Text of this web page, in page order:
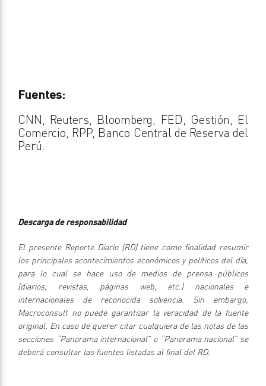
Fuentes:
CNN, Reuters, Bloomberg, FED, Gestión, El
Comercio, RPP, Banco Central de Reserva del
Perú.
Descarga de responsabilidad
El presente Reporte Diario (RD) tiene como finalidad resumir
los principales acontecimientos económicos y políticos del día,
para lo cual se hace uso de medios de prensa públicos
(diarios, revistas, páginas web, etc.) nacionales e
internacionales de reconocida solvencia. Sin embargo,
Macroconsult no puede garantizar la veracidad de la fuente
original. En caso de querer citar cualquiera de las notas de las
secciones “Panorama internacional” o “Panorama nacional” se
deberá consultar las fuentes listadas al final del RD.